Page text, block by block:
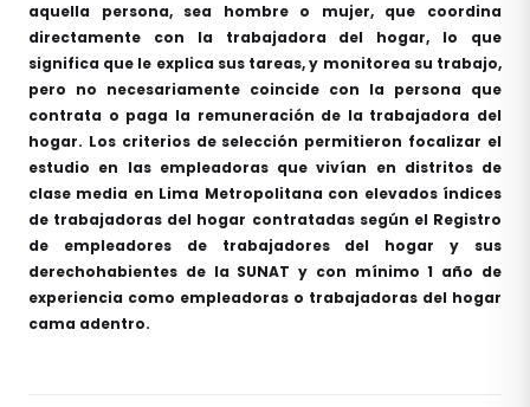
aquella persona, sea hombre o mujer, que coordina
directamente con la trabajadora del hogar, lo que
significa que le explica sus tareas, y monitorea su trabajo,
pero no necesariamente coincide con la persona que
contrata o paga la remuneración de la trabajadora del
hogar. Los criterios de selección permitieron focalizar el
estudio en las empleadoras que vivían en distritos de
clase media en Lima Metropolitana con elevados índices
de trabajadoras del hogar contratadas según el Registro
de empleadores de trabajadores del hogar y sus
derechohabientes de la SUNAT y con mínimo 1 año de
experiencia como empleadoras o trabajadoras del hogar
cama adentro.